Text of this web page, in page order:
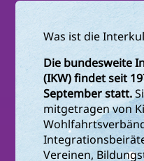
Was ist die
Die bundesweite
(IKW) findet seit
September statt.
mitgetragen von
Vereinen,